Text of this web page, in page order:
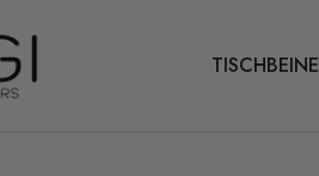
TISCHBEINE